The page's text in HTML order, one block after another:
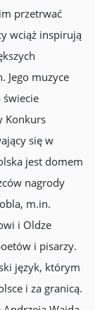
przetrwać
wciąż inspirują
Jego muzyce
świecie
Konkurs
się w
jest domem
nagrody
m.in.
i Oldze
i pisarzy.
język, którym
i za granicą.